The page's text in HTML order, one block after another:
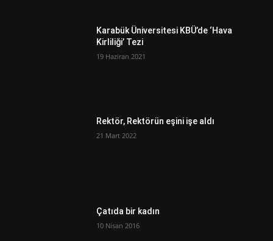
Karabük Üniversitesi KBÜ’de ‘Hava
Kirliliği’ Tezi
19 Haziran 2021
Rektör, Rektörün eşini işe aldı
21 Mart 2022
Çatıda bir kadın
10 Nisan 2016